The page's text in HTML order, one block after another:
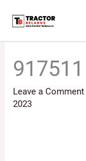
content
917511
Leave a Comment
2023